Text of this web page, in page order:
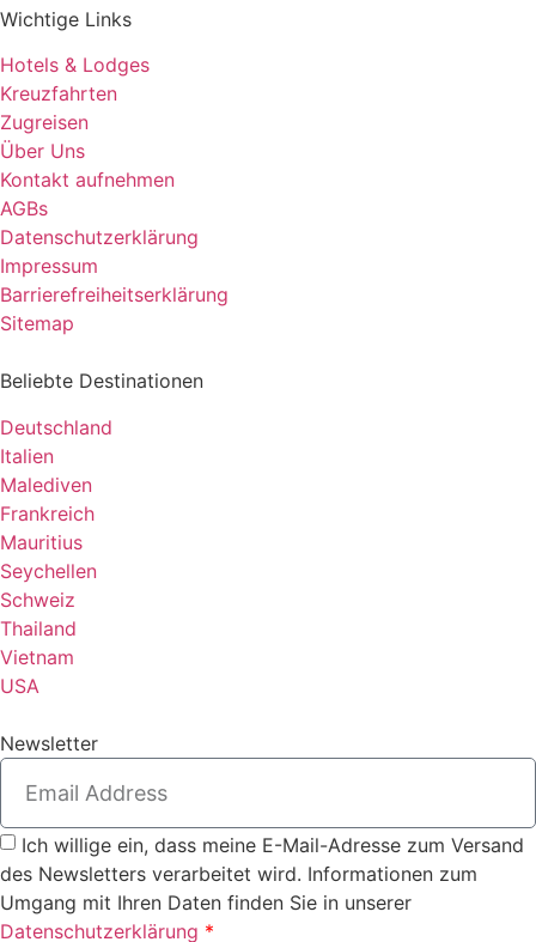
Wichtige Links
Hotels & Lodges
Kreuzfahrten
Zugreisen
Über Uns
Kontakt aufnehmen
AGBs
Datenschutzerklärung
Impressum
Barrierefreiheitserklärung
Sitemap
Beliebte Destinationen
Deutschland
Italien
Malediven
Frankreich
Mauritius
Seychellen
Schweiz
Thailand
Vietnam
USA
Newsletter
Ich willige ein, dass meine E-Mail-Adresse zum Versand
des Newsletters verarbeitet wird. Informationen zum
Umgang mit Ihren Daten finden Sie in unserer
Datenschutzerklärung *